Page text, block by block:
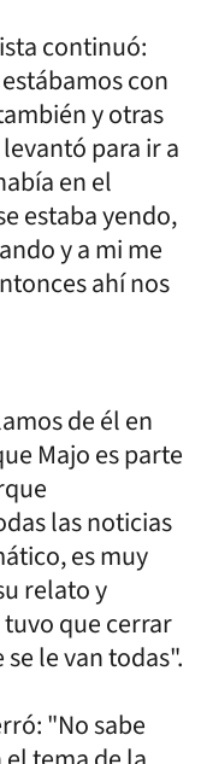
continuó:
con
y otras
para ir a
en el
estaba yendo,
y a mi me
ahí nos
de él en
Majo es parte
las noticias
es muy
relato y
que cerrar
le van todas".
"No sabe